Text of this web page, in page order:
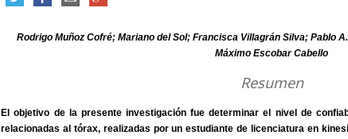
Rodrigo Muñoz Cofré; Mariano del Sol; Francisca Villagrán Silva; Pablo
Máximo Escobar Cabello
Resumen
El objetivo de la presente investigación fue determinar el nivel de
relacionadas al tórax, realizadas por un estudiante de licenciatura en